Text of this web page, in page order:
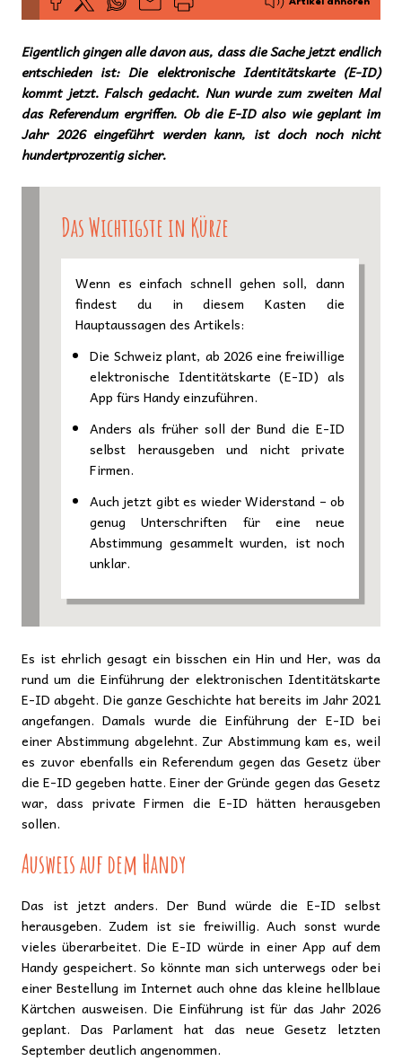
Eigentlich gingen alle davon aus, dass die Sache jetzt endlich
entschieden ist: Die elektronische Identitätskarte (E-ID)
kommt jetzt. Falsch gedacht. Nun wurde zum zweiten Mal
das Referendum ergriffen. Ob die E-ID also wie geplant im
Jahr 2026 eingeführt werden kann, ist doch noch nicht
hundertprozentig sicher.
Das Wichtigste in Kürze
Wenn es einfach schnell gehen soll, dann
findest du in diesem Kasten die
Hauptaussagen des Artikels:
Die Schweiz plant, ab 2026 eine freiwillige
elektronische Identitätskarte (E-ID) als
App fürs Handy einzuführen.
Anders als früher soll der Bund die E-ID
selbst herausgeben und nicht private
Firmen.
Auch jetzt gibt es wieder Widerstand – ob
genug Unterschriften für eine neue
Abstimmung gesammelt wurden, ist noch
unklar.
Es ist ehrlich gesagt ein bisschen ein Hin und Her, was da
rund um die Einführung der elektronischen Identitätskarte
E-ID abgeht. Die ganze Geschichte hat bereits im Jahr 2021
angefangen. Damals wurde die Einführung der E-ID bei
einer Abstimmung abgelehnt. Zur Abstimmung kam es, weil
es zuvor ebenfalls ein Referendum gegen das Gesetz über
die E-ID gegeben hatte. Einer der Gründe gegen das Gesetz
war, dass private Firmen die E-ID hätten herausgeben
sollen.
Ausweis auf dem Handy
Das ist jetzt anders. Der Bund würde die E-ID selbst
herausgeben. Zudem ist sie freiwillig. Auch sonst wurde
vieles überarbeitet. Die E-ID würde in einer App auf dem
Handy gespeichert. So könnte man sich unterwegs oder bei
einer Bestellung im Internet auch ohne das kleine hellblaue
Kärtchen ausweisen. Die Einführung ist für das Jahr 2026
geplant. Das Parlament hat das neue Gesetz letzten
September deutlich angenommen.